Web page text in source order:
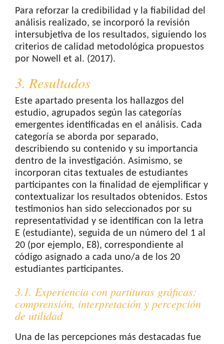
Para reforzar la credibilidad y la fiabilidad del
análisis realizado, se incorporó la revisión
intersubjetiva de los resultados, siguiendo los
criterios de calidad metodológica propuestos
por Nowell et al. (2017).
3. Resultados
Este apartado presenta los hallazgos del
estudio, agrupados según las categorías
emergentes identificadas en el análisis. Cada
categoría se aborda por separado,
describiendo su contenido y su importancia
dentro de la investigación. Asimismo, se
incorporan citas textuales de estudiantes
participantes con la finalidad de ejemplificar y
contextualizar los resultados obtenidos. Estos
testimonios han sido seleccionados por su
representatividad y se identifican con la letra
E (estudiante), seguida de un número del 1 al
20 (por ejemplo, E8), correspondiente al
código asignado a cada uno/a de los 20
estudiantes participantes.
3.1. Experiencia con partituras gráficas:
comprensión, interpretación y percepción
de utilidad
Una de las percepciones más destacadas fue